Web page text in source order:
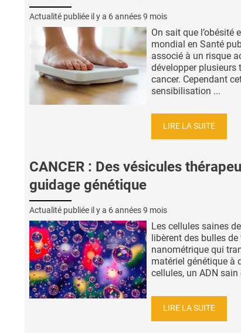
Actualité publiée il y a 6 années 9 mois
On sait que l’obésité
mondial en Santé
associé à un risque
développer plusieurs
cancer. Cependant
sensibilisation ...
LIRE LA SUITE
CANCER : Des vésicules
guidage génétique
Actualité publiée il y a 6 années 9 mois
Les cellules saines
libèrent des bulles
nanométrique qui
matériel génétique à
cellules, un ADN sain
LIRE LA SUITE